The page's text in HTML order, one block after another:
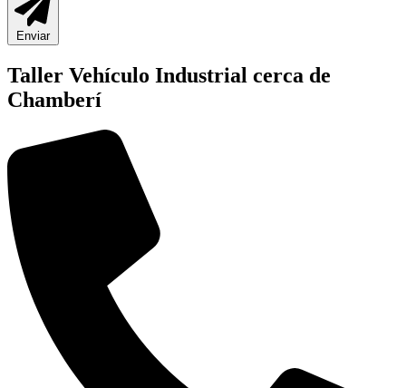
Enviar
Taller Vehículo Industrial cerca de
Chamberí